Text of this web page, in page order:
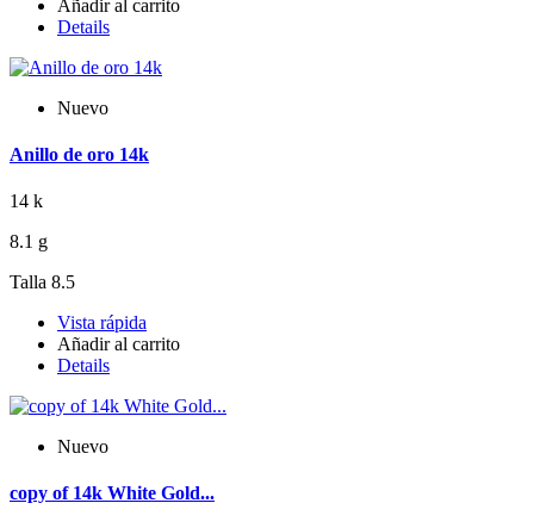
Añadir al carrito
Details
Nuevo
Anillo de oro 14k
14 k
8.1 g
Talla 8.5
Vista rápida
Añadir al carrito
Details
Nuevo
copy of 14k White Gold...